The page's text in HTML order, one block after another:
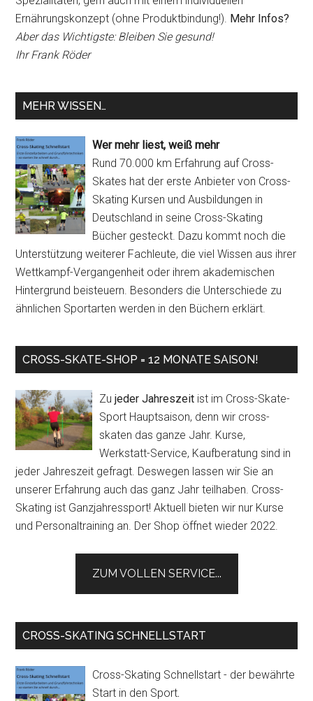
Ernährungskonzept (ohne Produktbindung!). Mehr Infos?
Aber das Wichtigste: Bleiben Sie gesund!
Ihr Frank Röder
MEHR WISSEN…
Wer mehr liest, weiß mehr
Rund 70.000 km Erfahrung auf Cross-
Skates hat der erste Anbieter von Cross-
Skating Kursen und Ausbildungen in
Deutschland in seine Cross-Skating
Bücher gesteckt. Dazu kommt noch die
Unterstützung weiterer Fachleute, die viel Wissen aus ihrer
Wettkampf-Vergangenheit oder ihrem akademischen
Hintergrund beisteuern. Besonders die Unterschiede zu
ähnlichen Sportarten werden in den Büchern erklärt.
CROSS-SKATE-SHOP = 12 MONATE SAISON!
Zujeder Jahreszeit ist im Cross-Skate-
Sport Hauptsaison, denn wir cross-
skaten das ganze Jahr. Kurse,
Werkstatt-Service, Kaufberatung sind in
jeder Jahreszeit gefragt. Deswegen lassen wir Sie an
unserer Erfahrung auch das ganz Jahr teilhaben. Cross-
Skating ist Ganzjahressport! Aktuell bieten wir nur Kurse
und Personaltraining an. Der Shop öffnet wieder 2022.
ZUM VOLLEN SERVICE...
CROSS-SKATING SCHNELLSTART
Cross-Skating Schnellstart - der bewährte
Start in den Sport.